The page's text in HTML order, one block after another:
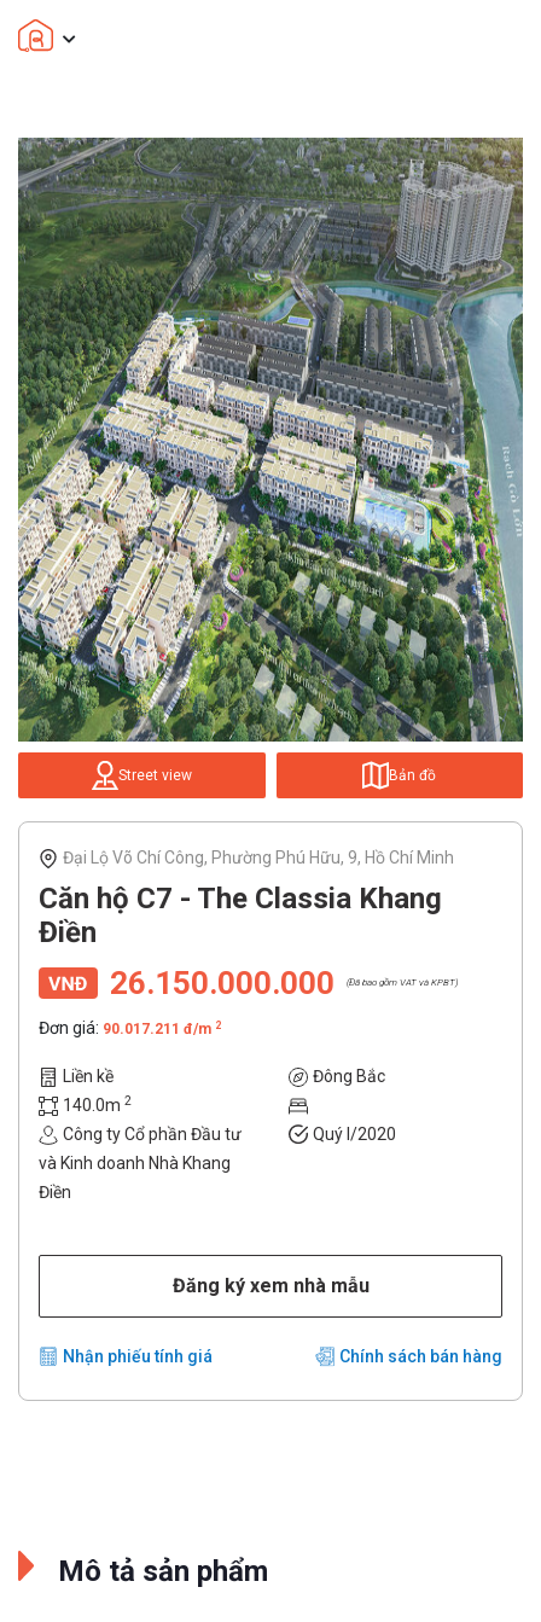
Street view Bản đồ
Đại Lộ Võ Chí Công, Phường Phú Hữu, 9, Hồ Chí Minh
Căn hộ C7 - The Classia Khang
Điền
26.150.000.000 (Đã bao gồm VAT và KPBT)
Đơn giá: 90.017.211 đ/m 2
Liền kề
Đông Bắc
140.0m 2
Công ty Cổ phần Đầu tư
và Kinh doanh Nhà Khang
Điền
Quý I/2020
Đăng ký xem nhà mẫu
Nhận phiếu tính giá Chính sách bán hàng
Mô tả sản phẩm